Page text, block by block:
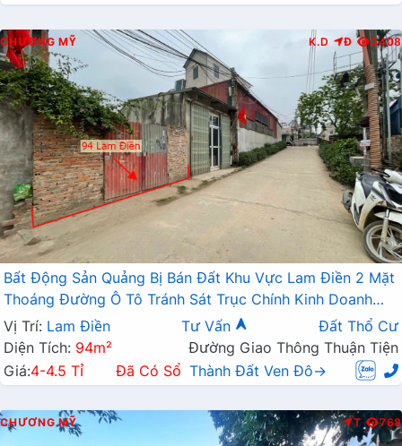
CHƯƠNG MỸ K.D Đ 3408
Bất Động Sản Quảng Bị Bán Đất Khu Vực Lam Điền 2 Mặt
Thoáng Đường Ô Tô Tránh Sát Trục Chính Kinh Doanh
Liên Xã
Vị Trí: Lam Điền Tư Vấn
Đất Thổ Cư
Diện Tích: 94m²
Đường Giao Thông Thuận Tiện
Giá:4-4.5 Tỉ Đã Có Sổ Thành Đất Ven Đô→
CHƯƠNG MỸ T 768